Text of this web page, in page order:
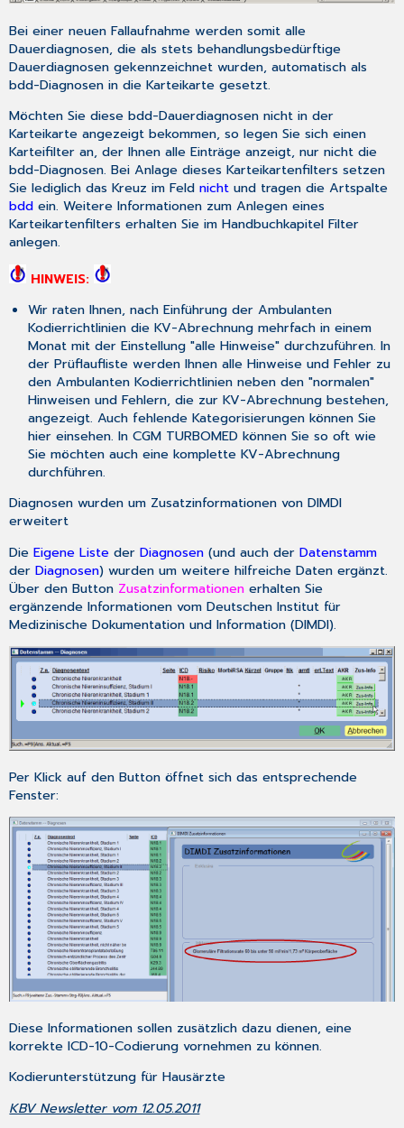
Bei einer neuen Fallaufnahme werden somit alle
Dauerdiagnosen, die als stets behandlungsbedürftige
Dauerdiagnosen gekennzeichnet wurden, automatisch als
bdd-Diagnosen in die Karteikarte gesetzt.
Möchten Sie diese bdd-Dauerdiagnosen nicht in der
Karteikarte angezeigt bekommen, so legen Sie sich einen
Karteifilter an, der Ihnen alle Einträge anzeigt, nur nicht die
bdd-Diagnosen. Bei Anlage dieses Karteikartenfilters setzen
Sie lediglich das Kreuz im Feldnicht und tragen die Artspalte
bdd ein. Weitere Informationen zum Anlegen eines
Karteikartenfilters erhalten Sie im HandbuchkapitelFilter
anlegen.
HINWEIS:
Wir raten Ihnen, nach Einführung der Ambulanten
Kodierrichtlinien die KV-Abrechnung mehrfach in einem
Monat mit der Einstellung "alle Hinweise" durchzuführen. In
der Prüflaufliste werden Ihnen alle Hinweise und Fehler zu
den Ambulanten Kodierrichtlinien neben den "normalen"
Hinweisen und Fehlern, die zur KV-Abrechnung bestehen,
angezeigt. Auch fehlende Kategorisierungen können Sie
hier einsehen. In CGM TURBOMED können Sie so oft wie
Sie möchten auch eine komplette KV-Abrechnung
durchführen.
Diagnosen wurden um Zusatzinformationen von DIMDI
erweitert
DieEigene Liste derDiagnosen (und auch derDatenstamm
derDiagnosen) wurden um weitere hilfreiche Daten ergänzt.
Über den Button Zusatzinformationen erhalten Sie
ergänzende Informationen vom Deutschen Institut für
Medizinische Dokumentation und Information (DIMDI).
Per Klick auf den Button öffnet sich das entsprechende
Fenster:
Diese Informationen sollen zusätzlich dazu dienen, eine
korrekte ICD-10-Codierung vornehmen zu können.
Kodierunterstützung für Hausärzte
KBV Newsletter vom 12.05.2011